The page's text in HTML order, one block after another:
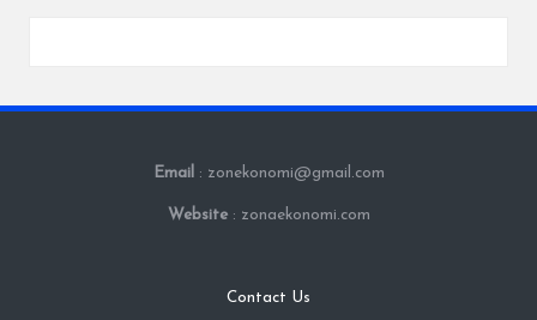
Email : zonekonomi@gmail.com
Website : zonaekonomi.com
Contact Us